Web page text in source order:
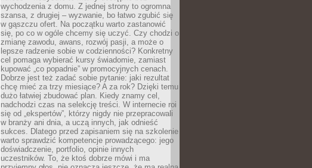
wychodzenia z domu. Z jednej strony to ogromna
szansa, z drugiej – wyzwanie, bo łatwo zgubić się
w gąszczu ofert. Na początku warto zastanowić
się, po co w ogóle chcemy się uczyć. Czy chodzi o
zmianę zawodu, awans, rozwój pasji, a może o
lepsze radzenie sobie w codzienności? Konkretny
cel pomaga wybierać kursy świadomie, zamiast
kupować „co popadnie” w promocyjnych cenach.
Dobrze jest też zadać sobie pytanie: jaki rezultat
chcę mieć za trzy miesiące? A za rok? Dzięki temu
dużo łatwiej zbudować plan. Kiedy znamy cel,
nadchodzi czas na selekcję treści. W internecie roi
się od „ekspertów”, którzy nigdy nie przepracowali
w branży ani dnia, a uczą innych, jak odnieść
sukces. Dlatego przed zapisaniem się na szkolenie
warto sprawdzić kompetencje prowadzącego: jego
doświadczenie, portfolio, opinie innych
uczestników. To, że ktoś dobrze mówi i ma